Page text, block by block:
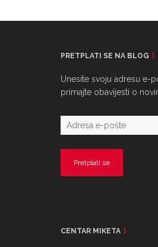
PRETPLATI SE NA BLOG
Unesite svoju adresu e-
primajte obavijesti o
CENTAR MIKETA